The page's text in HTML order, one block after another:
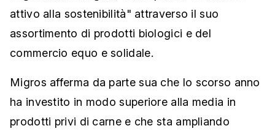
attivo alla sostenibilità" attraverso il suo
assortimento di prodotti biologici e del
commercio equo e solidale.
Migros afferma da parte sua che lo scorso anno
ha investito in modo superiore alla media in
prodotti privi di carne e che sta ampliando